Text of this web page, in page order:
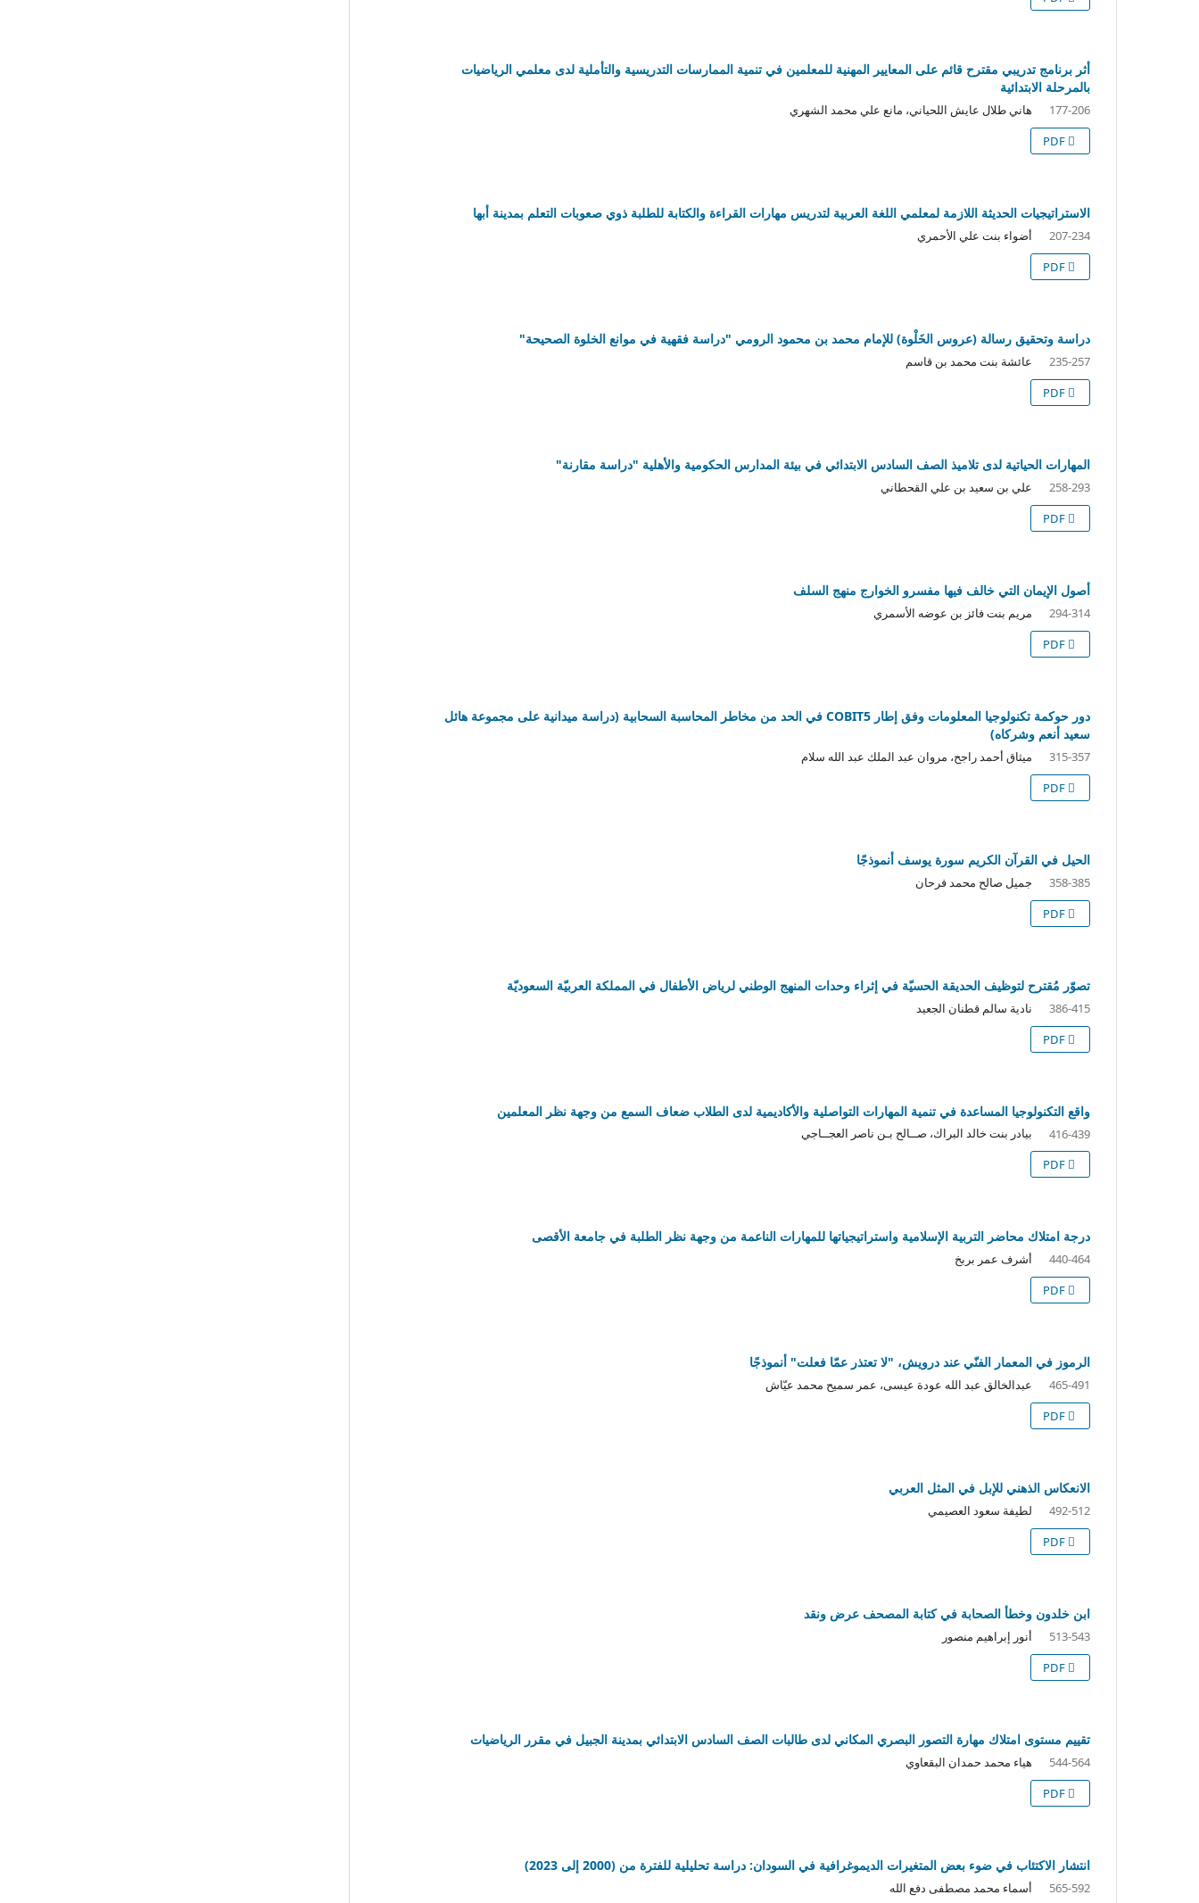
أثر برنامج تدريبي مقترح قائم على المعايير المهنية للمعلمين في تنمية الممارسات التدريسية والتأملية لدى معلمي الرياضيات
بالمرحلة الابتدائية
هاني طلال عايش اللحياني، مانع علي محمد الشهري
177-206
PDF
الاستراتيجيات الحديثة اللازمة لمعلمي اللغة العربية لتدريس مهارات القراءة والكتابة للطلبة ذوي صعوبات التعلم بمدينة أبها
أضواء بنت علي الأحمري
207-234
PDF
دراسة وتحقيق رسالة (عروس الخَلْوة) للإمام محمد بن محمود الرومي "دراسة فقهية في موانع الخلوة الصحيحة"
عائشة بنت محمد بن قاسم
235-257
PDF
المهارات الحياتية لدى تلاميذ الصف السادس الابتدائي في بيئة المدارس الحكومية والأهلية "دراسة مقارنة"
علي بن سعيد بن علي القحطاني
258-293
PDF
أصول الإيمان التي خالف فيها مفسرو الخوارج منهج السلف
مريم بنت فائز بن عوضه الأسمري
294-314
PDF
دور حوكمة تكنولوجيا المعلومات وفق إطار COBIT5 في الحد من مخاطر المحاسبة السحابية (دراسة ميدانية على مجموعة هائل
سعيد أنعم وشركاه)
ميثاق أحمد راجح، مروان عبد الملك عبد الله سلام
315-357
PDF
الحيل في القرآن الكريم سورة يوسف أنموذجًا
جميل صالح محمد فرحان
358-385
PDF
تصوّر مُقترح لتوظيف الحديقة الحسيّة في إثراء وحدات المنهج الوطني لرياض الأطفال في المملكة العربيّة السعوديّة
نادية سالم قطنان الجعيد
386-415
PDF
واقع التكنولوجيا المساعدة في تنمية المهارات التواصلية والأكاديمية لدى الطلاب ضعاف السمع من وجهة نظر المعلمين
بيادر بنت خالد البراك، صــالح بـن ناصر العجــاجي
416-439
PDF
درجة امتلاك محاضر التربية الإسلامية واستراتيجياتها للمهارات الناعمة من وجهة نظر الطلبة في جامعة الأقصى
أشرف عمر بربخ
440-464
PDF
الرموز في المعمار الفنّي عند درويش، "لا تعتذر عمّا فعلت" أنموذجًا
عبدالخالق عبد الله عودة عيسى، عمر سميح محمد عيّاش
465-491
PDF
الانعكاس الذهني للإبل في المثل العربي
لطيفة سعود العصيمي
492-512
PDF
ابن خلدون وخطأ الصحابة في كتابة المصحف عرض ونقد
أنور إبراهيم منصور
513-543
PDF
تقييم مستوى امتلاك مهارة التصور البصري المكاني لدى طالبات الصف السادس الابتدائي بمدينة الجبيل في مقرر الرياضيات
هياء محمد حمدان البقعاوي
544-564
PDF
انتشار الاكتئاب في ضوء بعض المتغيرات الديموغرافية في السودان: دراسة تحليلية للفترة من (2000 إلى 2023)
أسماء محمد مصطفى دفع الله 565-592